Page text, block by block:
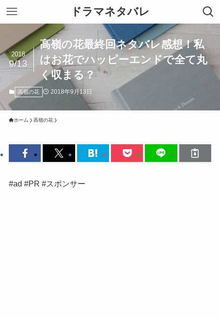
ドラマネタバレ
高嶺の花最終回ネタバレ感想！私
はお花でハッピーエンドで全て丸
く収まる？
2018
9/13
高嶺の花 2018年9月13日
ホーム 高嶺の花
#ad #PR #スポンサー